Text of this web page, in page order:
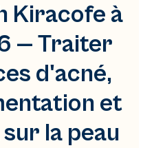
Kiracofe à
— Traiter
d'acné,
et
la peau